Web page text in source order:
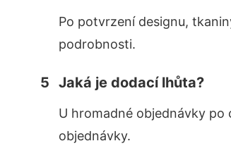
Po potvrzení designu,
podrobnosti.
5 Jaká je dodací lhůta?
U hromadné objednávky
objednávky.